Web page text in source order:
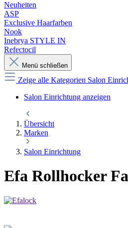
Neuheiten
ASP
Exclusive Haarfarben
Nook
Inebrya STYLE IN
Refectocil
Menü schließen
Zeige alle Kategorien Salon
Salon Einrichtung anzeigen
Übersicht
Marken
Salon Einrichtung
Efa Rollhocker